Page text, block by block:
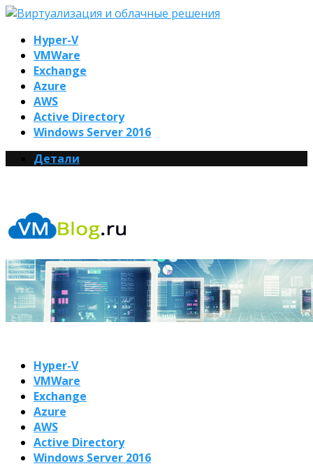
Hyper-V
VMWare
Exchange
Azure
AWS
Active Directory
Windows Server 2016
Детали
Hyper-V
VMWare
Exchange
Azure
AWS
Active Directory
Windows Server 2016